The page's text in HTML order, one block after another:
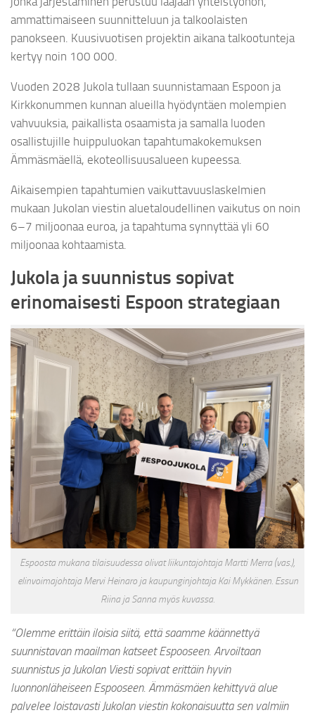
ammattimaiseen suunnitteluun ja talkoolaisten
panokseen. Kuusivuotisen projektin aikana talkootunteja
kertyy noin 100 000.
Vuoden 2028 Jukola tullaan suunnistamaan Espoon ja
Kirkkonummen kunnan alueilla hyödyntäen molempien
vahvuuksia, paikallista osaamista ja samalla luoden
osallistujille huippuluokan tapahtumakokemuksen
Ämmäsmäellä, ekoteollisuusalueen kupeessa.
Aikaisempien tapahtumien vaikuttavuuslaskelmien
mukaan Jukolan viestin aluetaloudellinen vaikutus on noin
6–7 miljoonaa euroa, ja tapahtuma synnyttää yli 60
miljoonaa kohtaamista.
Jukola ja suunnistus sopivat
erinomaisesti Espoon strategiaan
Espoosta mukana tilaisuudessa olivat liikuntajohtaja Martti Merra (vas.),
elinvoimajohtaja Mervi Heinaro ja kaupunginjohtaja Kai Mykkänen. Essun
Riina ja Sanna myös kuvassa.
“Olemme erittäin iloisia siitä, että saamme käännettyä
suunnistavan maailman katseet Espooseen. Arvoiltaan
suunnistus ja Jukolan Viesti sopivat erittäin hyvin
luonnonläheiseen Espooseen. Ämmäsmäen kehittyvä alue
palvelee loistavasti Jukolan viestin kokonaisuutta sen valmiin